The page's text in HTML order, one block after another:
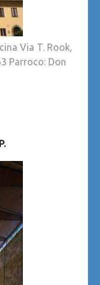
Via T. Rook,
Parroco: Don